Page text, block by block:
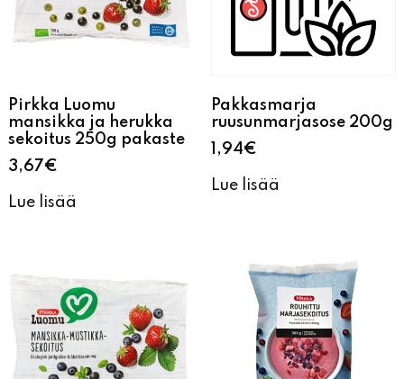
Pirkka Luomu
mansikka ja herukka
sekoitus 250g pakaste
3,67€
Lue lisää
Pakkasmarja
ruusunmarjasose 200g
1,94€
Lue lisää